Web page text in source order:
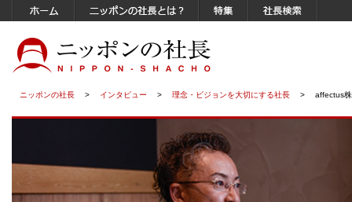
ニッポンの社長 > インタビュー > 理念・ビジョンを大切にする社長 > affectus